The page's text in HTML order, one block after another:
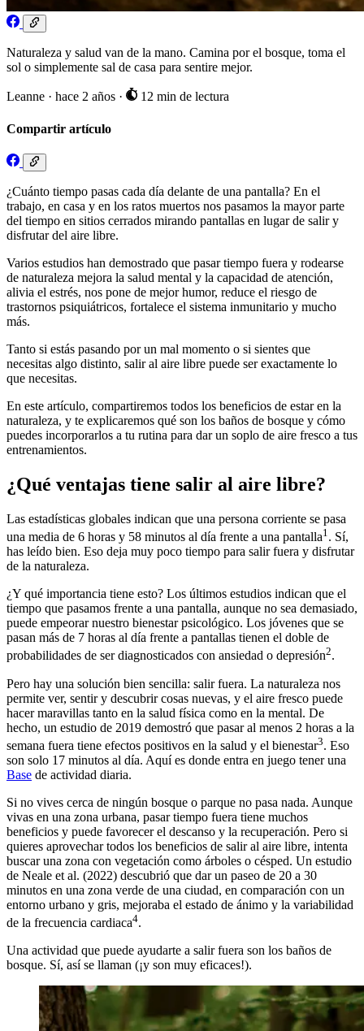
Naturaleza y salud van de la mano. Camina por el bosque, toma el
sol o simplemente sal de casa para sentire mejor.
Leanne · hace 2 años · 12 min de lectura
Compartir artículo
¿Cuánto tiempo pasas cada día delante de una pantalla? En el
trabajo, en casa y en los ratos muertos nos pasamos la mayor parte
del tiempo en sitios cerrados mirando pantallas en lugar de salir y
disfrutar del aire libre.
Varios estudios han demostrado que pasar tiempo fuera y rodearse
de naturaleza mejora la salud mental y la capacidad de atención,
alivia el estrés, nos pone de mejor humor, reduce el riesgo de
trastornos psiquiátricos, fortalece el sistema inmunitario y mucho
más.
Tanto si estás pasando por un mal momento o si sientes que
necesitas algo distinto, salir al aire libre puede ser exactamente lo
que necesitas.
En este artículo, compartiremos todos los beneficios de estar en la
naturaleza, y te explicaremos qué son los baños de bosque y cómo
puedes incorporarlos a tu rutina para dar un soplo de aire fresco a tus
entrenamientos.
¿Qué ventajas tiene salir al aire libre?
Las estadísticas globales indican que una persona corriente se pasa
una media de 6 horas y 58 minutos al día frente a una pantalla1 . Sí,
has leído bien. Eso deja muy poco tiempo para salir fuera y disfrutar
de la naturaleza.
¿Y qué importancia tiene esto? Los últimos estudios indican que el
tiempo que pasamos frente a una pantalla, aunque no sea demasiado,
puede empeorar nuestro bienestar psicológico. Los jóvenes que se
pasan más de 7 horas al día frente a pantallas tienen el doble de
probabilidades de ser diagnosticados con ansiedad o depresión2.
Pero hay una solución bien sencilla: salir fuera. La naturaleza nos
permite ver, sentir y descubrir cosas nuevas, y el aire fresco puede
hacer maravillas tanto en la salud física como en la mental. De
hecho, un estudio de 2019 demostró que pasar al menos 2 horas a la
semana fuera tiene efectos positivos en la salud y el bienestar3. Eso
son solo 17 minutos al día. Aquí es donde entra en juego tener una
Base de actividad diaria.
Si no vives cerca de ningún bosque o parque no pasa nada. Aunque
vivas en una zona urbana, pasar tiempo fuera tiene muchos
beneficios y puede favorecer el descanso y la recuperación. Pero si
quieres aprovechar todos los beneficios de salir al aire libre, intenta
buscar una zona con vegetación como árboles o césped. Un estudio
de Neale et al. (2022) descubrió que dar un paseo de 20 a 30
minutos en una zona verde de una ciudad, en comparación con un
entorno urbano y gris, mejoraba el estado de ánimo y la variabilidad
de la frecuencia cardiaca4.
Una actividad que puede ayudarte a salir fuera son los baños de
bosque. Sí, así se llaman (¡y son muy eficaces!).